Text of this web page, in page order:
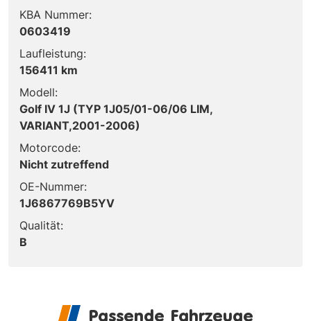
KBA Nummer:
0603419
Laufleistung:
156411 km
Modell:
Golf IV 1J (TYP 1J05/01-06/06 LIM,
VARIANT,2001-2006)
Motorcode:
Nicht zutreffend
OE-Nummer:
1J6867769B5YV
Qualität:
B
Passende Fahrzeuge